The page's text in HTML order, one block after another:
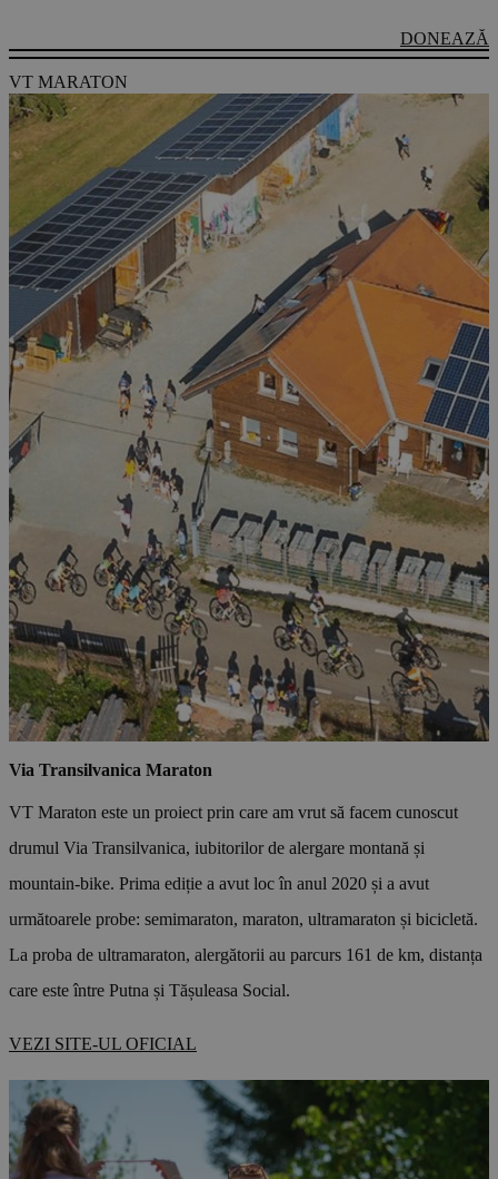
DONEAZĂ
VT MARATON
Via Transilvanica Maraton
VT Maraton este un proiect prin care am vrut să facem cunoscut
drumul Via Transilvanica, iubitorilor de alergare montană și
mountain-bike. Prima ediție a avut loc în anul 2020 și a avut
următoarele probe: semimaraton, maraton, ultramaraton și bicicletă.
La proba de ultramaraton, alergătorii au parcurs 161 de km, distanța
care este între Putna și Tășuleasa Social.
VEZI SITE-UL OFICIAL